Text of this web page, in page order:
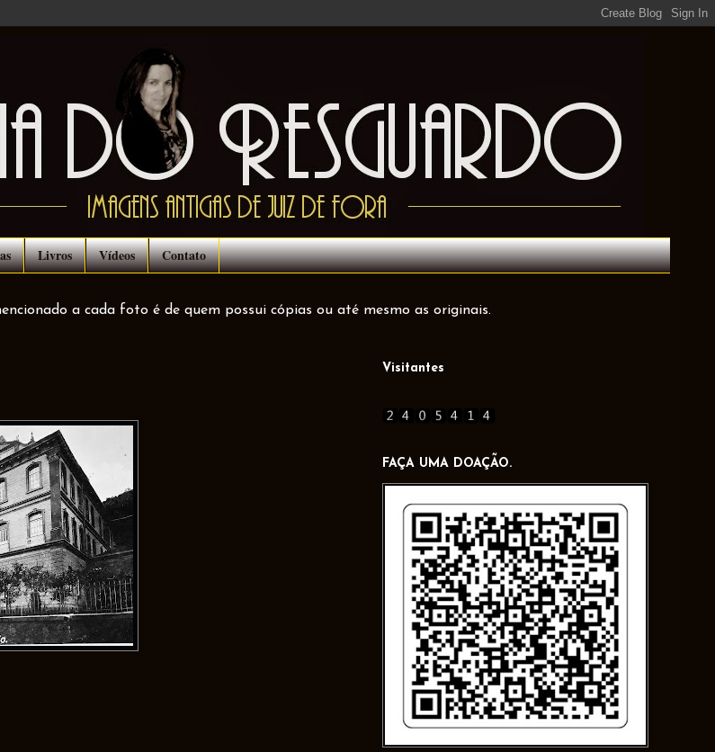
Livros Vídeos Contato
a cada foto é de quem possui cópias ou até mesmo as originais.
Visitantes
FAÇA UMA DOAÇÃO.